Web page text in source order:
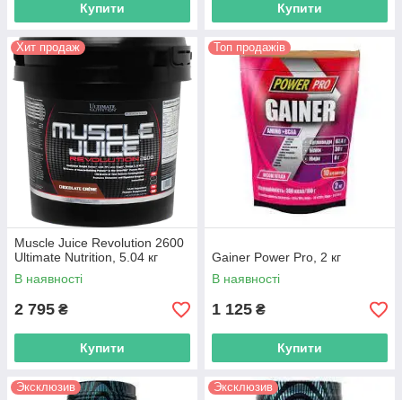
Купити Купити
Хит продаж
Muscle Juice Revolution 2600
Ultimate Nutrition, 5.04 кг
В наявності
2 795 ₴
Купити
Топ продажів
Gainer Power Pro, 2 кг
В наявності
1 125 ₴
Купити
Эксклюзив Эксклюзив